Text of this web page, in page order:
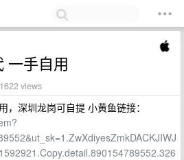
一手自用
views
，深圳龙岗可自提 小黄鱼链接：